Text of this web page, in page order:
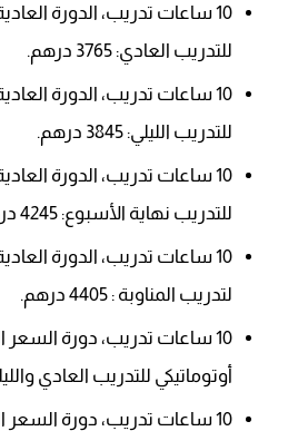
10 ساعات تدريب، الدورة
للتدريب العادي: 3765 درهم.
10 ساعات تدريب، الدورة
للتدريب الليلي: 3845 درهم.
10 ساعات تدريب، الدورة
للتدريب نهاية الأسبوع: 4245 درهم.
10 ساعات تدريب، الدورة
لتدريب المناوبة : 4405 درهم.
10 ساعات تدريب، دورة السعر
أوتوماتيكي للتدريب العادي والليلي : 9080
10 ساعات تدريب، دورة السعر